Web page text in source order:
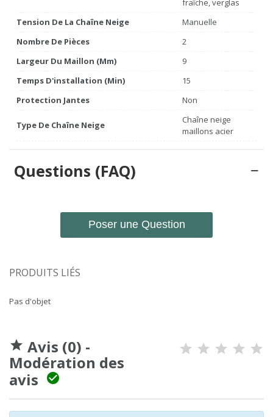
Tension De La Chaîne Neige
Manuelle
Nombre De Pièces
2
Largeur Du Maillon (mm)
9
Temps D'installation (min)
15
Protection Jantes
Non
Type De Chaîne Neige
Chaîne neige
maillons acier
Questions (FAQ)
Poser une Question
PRODUITS LIÉS
Pas d'objet
 Avis (0) -
Modération des
avis
